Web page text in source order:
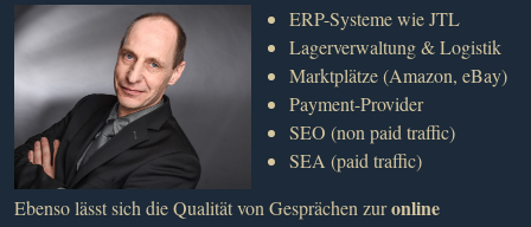
ERP-Systeme wie JTL
Lagerverwaltung & Logistik
Marktplätze (Amazon, eBay)
Payment-Provider
SEO (non paid traffic)
SEA (paid traffic)
Ebenso lässt sich die Qualität von Gesprächen zuronline